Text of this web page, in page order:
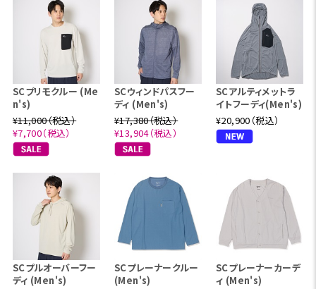
SCプリモクルー (Me
n's)
¥11,000（税込）
¥7,700（税込）
SCウィンドパスフー
ディ (Men's)
¥17,380（税込）
¥13,904（税込）
SCアルティメットラ
イトフーディ(Men's)
¥20,900（税込）
SCプルオーバーフー
ディ (Men's)
SCプレーナークルー
(Men's)
SCプレーナーカーデ
ィ (Men's)